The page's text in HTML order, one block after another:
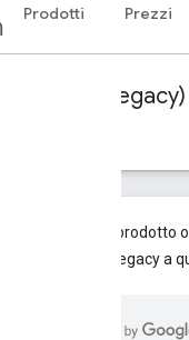
Prodotti Prezzi
API (Legacy)
Questo prodotto
servizi Legacy a